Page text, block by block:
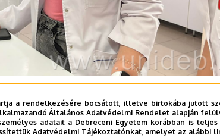
a rendelkezésére bocsátott, illetve birtokába jutott
Általános Adatvédelmi Rendelet alapján
adatait a Debreceni Egyetem korábban is
Adatvédelmi Tájékoztatónkat, amelyet az alábbi